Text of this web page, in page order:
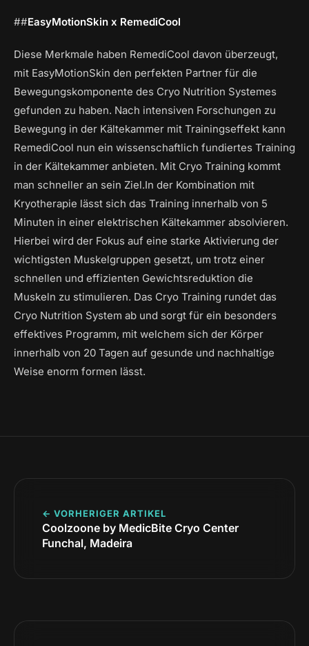
##EasyMotionSkin x RemediCool
Diese Merkmale haben RemediCool davon überzeugt,
mit EasyMotionSkin den perfekten Partner für die
Bewegungskomponente des Cryo Nutrition Systemes
gefunden zu haben. Nach intensiven Forschungen zu
Bewegung in der Kältekammer mit Trainingseffekt kann
RemediCool nun ein wissenschaftlich fundiertes Training
in der Kältekammer anbieten. Mit Cryo Training kommt
man schneller an sein Ziel.In der Kombination mit
Kryotherapie lässt sich das Training innerhalb von 5
Minuten in einer elektrischen Kältekammer absolvieren.
Hierbei wird der Fokus auf eine starke Aktivierung der
wichtigsten Muskelgruppen gesetzt, um trotz einer
schnellen und effizienten Gewichtsreduktion die
Muskeln zu stimulieren. Das Cryo Training rundet das
Cryo Nutrition System ab und sorgt für ein besonders
effektives Programm, mit welchem sich der Körper
innerhalb von 20 Tagen auf gesunde und nachhaltige
Weise enorm formen lässt.
← VORHERIGER ARTIKEL
Coolzoone by MedicBite Cryo Center
Funchal, Madeira